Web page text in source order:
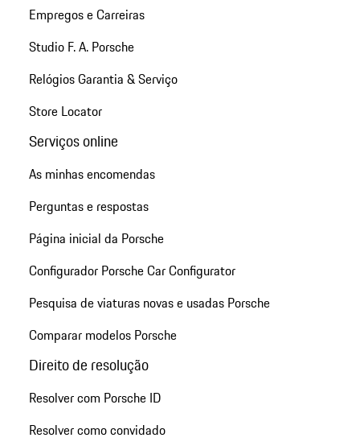
Empregos e Carreiras
Studio F. A. Porsche
Relógios Garantia & Serviço
Store Locator
Serviços online
As minhas encomendas
Perguntas e respostas
Página inicial da Porsche
Configurador Porsche Car Configurator
Pesquisa de viaturas novas e usadas Porsche
Comparar modelos Porsche
Direito de resolução
Resolver com Porsche ID
Resolver como convidado